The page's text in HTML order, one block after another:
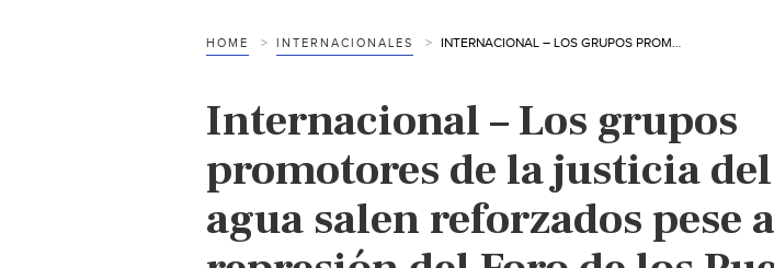
HOME INTERNACIONALES INTERNACIONAL – LOS GRUPOS PROMOTORES DE LA JUSTICIA DEL AGUA SALEN REFORZADOS PESE A LA REPRESIÓN DEL FORO DE LOS PUEBLOS POR EL AGUA EN INDONESIA (CONSEJO MUNDIAL DE IGLESIAS)
Internacional – Los grupos
promotores de la justicia del
agua salen reforzados pese